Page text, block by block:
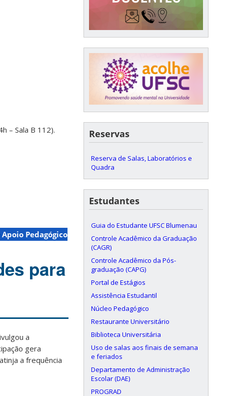
– Sala B 112).
Pedagógico
para
a
gera
a frequência
Reservas
Reserva de Salas, Laboratórios e
Quadra
Estudantes
Guia do Estudante UFSC Blumenau
Controle Acadêmico da Graduação
(CAGR)
Controle Acadêmico da Pós-
graduação (CAPG)
Portal de Estágios
Assistência Estudantil
Núcleo Pedagógico
Restaurante Universitário
Biblioteca Universitária
Uso de salas aos finais de semana
e feriados
Departamento de Administração
Escolar (DAE)
PROGRAD